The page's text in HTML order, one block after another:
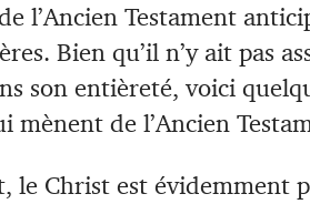
l’Ancien Testament
Bien qu’il n’y ait pas
son entièreté, voici
mènent de l’Ancien
le Christ est évidemment